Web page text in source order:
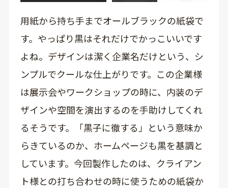
用紙から持ち手までオールブラックの紙袋で
す。やっぱり黒はそれだけでかっこいいです
よね。デザインは潔く企業名だけという、シ
ンプルでクールな仕上がりです。この企業様
は展示会やワークショップの時に、内装のデ
ザインや空間を演出するのを手助けしてくれ
るそうです。「黒子に徹する」という意味か
らきているのか、ホームページも黒を基調と
しています。今回製作したのは、クライアン
ト様との打ち合わせの時に使うための紙袋か